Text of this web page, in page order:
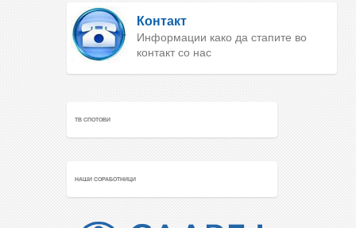
Контакт
Информации како да стапите во
контакт со нас
ТВ СПОТОВИ
НАШИ СОРАБОТНИЦИ